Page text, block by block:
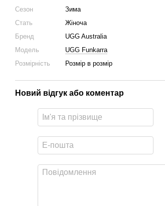
Сезон
Зима
Стать
Жіночa
Бренд
UGG Australia
Модель
UGG Funkarra
Розмірність
Розмір в розмір
Новий відгук або коментар